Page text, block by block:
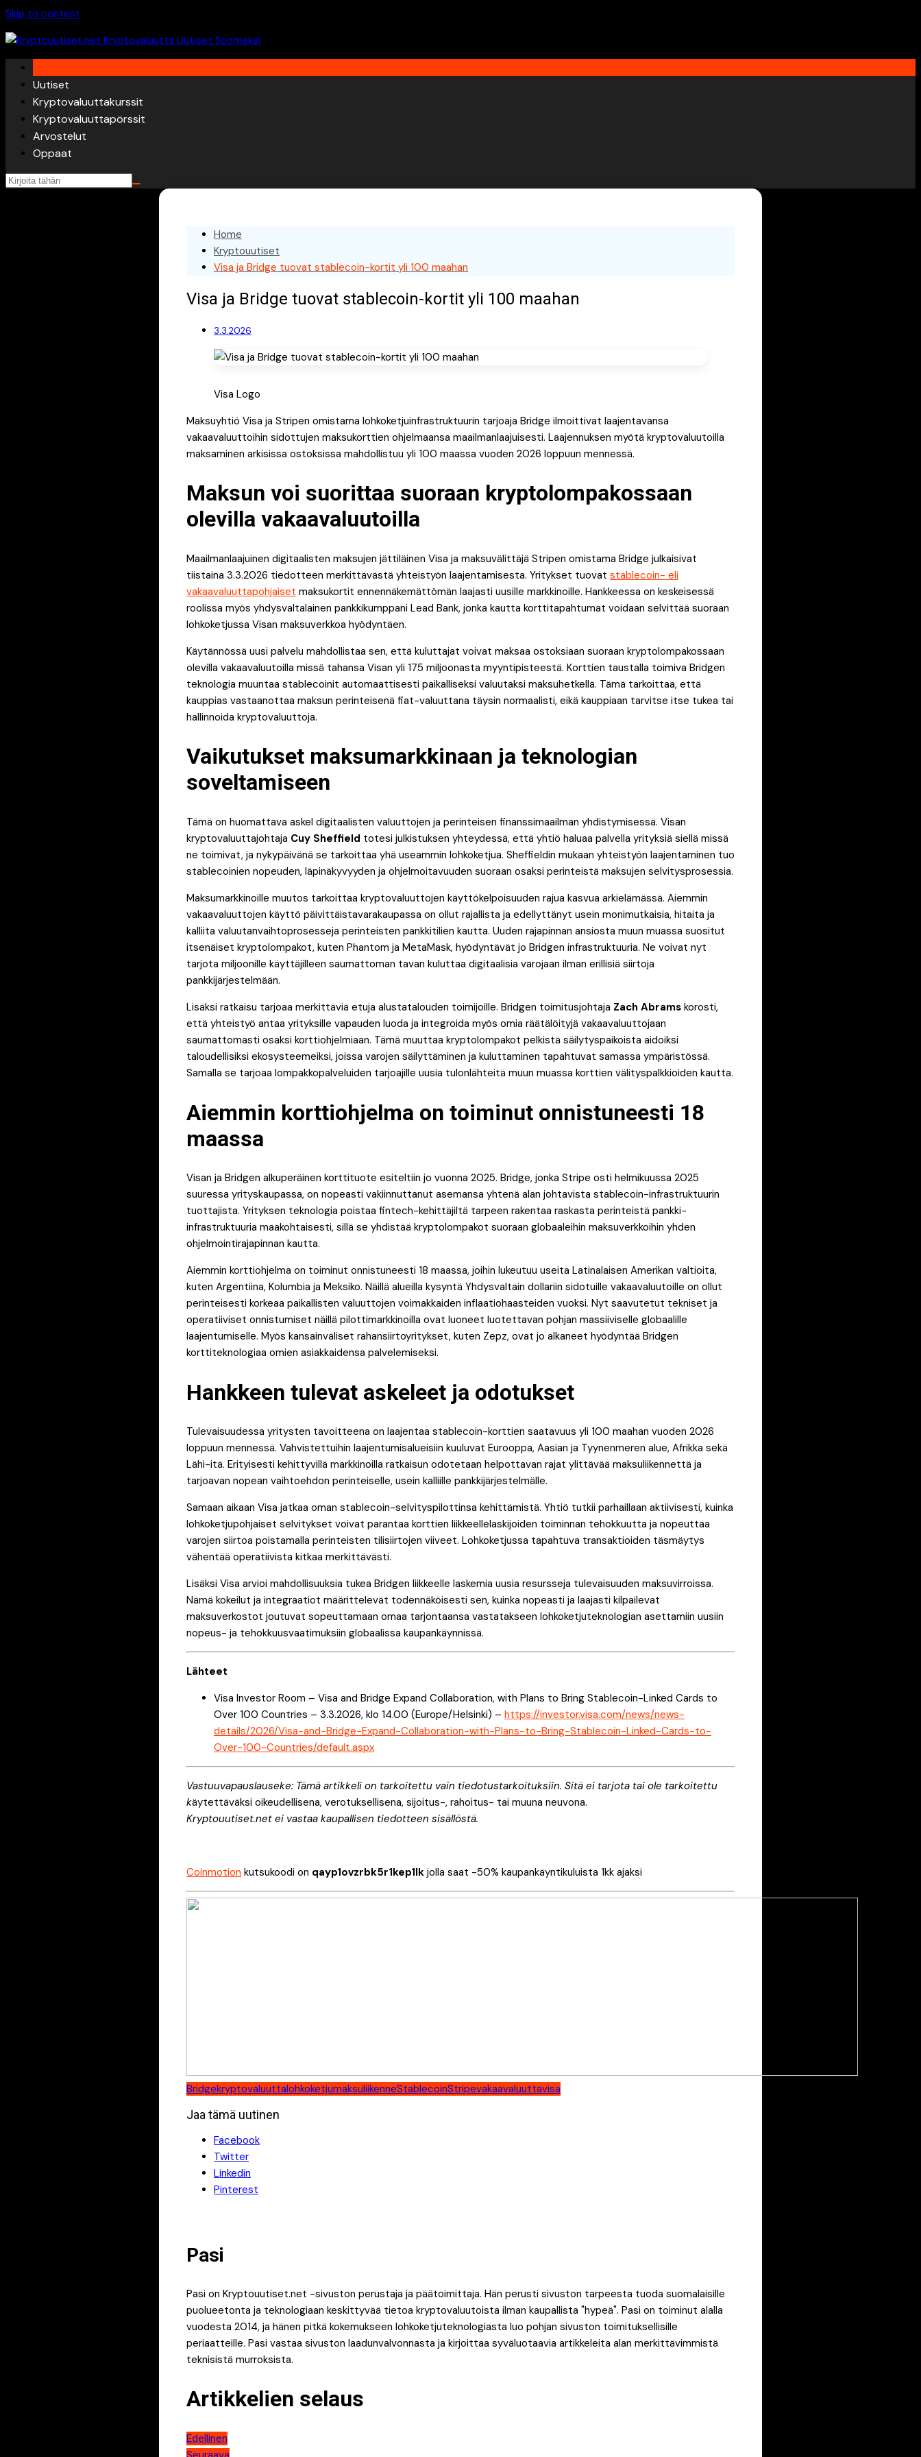
Skip to content
Uutiset
Kryptovaluuttakurssit
Kryptovaluuttapörssit
Arvostelut
Oppaat
Home
Kryptouutiset
Visa ja Bridge tuovat stablecoin-kortit yli 100 maahan
Visa ja Bridge tuovat stablecoin-kortit yli 100 maahan
3.3.2026
Visa Logo
Maksuyhtiö Visa ja Stripen omistama lohkoketjuinfrastruktuurin tarjoaja Bridge ilmoittivat laajentavansa
vakaavaluuttoihin sidottujen maksukorttien ohjelmaansa maailmanlaajuisesti. Laajennuksen myötä kryptovaluutoilla
maksaminen arkisissa ostoksissa mahdollistuu yli 100 maassa vuoden 2026 loppuun mennessä.
Maksun voi suorittaa suoraan kryptolompakossaan
olevilla vakaavaluutoilla
Maailmanlaajuinen digitaalisten maksujen jättiläinen Visa ja maksuvälittäjä Stripen omistama Bridge julkaisivat
tiistaina 3.3.2026 tiedotteen merkittävästä yhteistyön laajentamisesta. Yritykset tuovat stablecoin- eli
vakaavaluuttapohjaiset maksukortit ennennäkemättömän laajasti uusille markkinoille. Hankkeessa on keskeisessä
roolissa myös yhdysvaltalainen pankkikumppani Lead Bank, jonka kautta korttitapahtumat voidaan selvittää suoraan
lohkoketjussa Visan maksuverkkoa hyödyntäen.
Käytännössä uusi palvelu mahdollistaa sen, että kuluttajat voivat maksaa ostoksiaan suoraan kryptolompakossaan
olevilla vakaavaluutoilla missä tahansa Visan yli 175 miljoonasta myyntipisteestä. Korttien taustalla toimiva Bridgen
teknologia muuntaa stablecoinit automaattisesti paikalliseksi valuutaksi maksuhetkellä. Tämä tarkoittaa, että
kauppias vastaanottaa maksun perinteisenä fiat-valuuttana täysin normaalisti, eikä kauppiaan tarvitse itse tukea tai
hallinnoida kryptovaluuttoja.
Vaikutukset maksumarkkinaan ja teknologian
soveltamiseen
Tämä on huomattava askel digitaalisten valuuttojen ja perinteisen finanssimaailman yhdistymisessä. Visan
kryptovaluuttajohtaja Cuy Sheffield totesi julkistuksen yhteydessä, että yhtiö haluaa palvella yrityksiä siellä missä
ne toimivat, ja nykypäivänä se tarkoittaa yhä useammin lohkoketjua. Sheffieldin mukaan yhteistyön laajentaminen tuo
stablecoinien nopeuden, läpinäkyvyyden ja ohjelmoitavuuden suoraan osaksi perinteistä maksujen selvitysprosessia.
Maksumarkkinoille muutos tarkoittaa kryptovaluuttojen käyttökelpoisuuden rajua kasvua arkielämässä. Aiemmin
vakaavaluuttojen käyttö päivittäistavarakaupassa on ollut rajallista ja edellyttänyt usein monimutkaisia, hitaita ja
kalliita valuutanvaihtoprosesseja perinteisten pankkitilien kautta. Uuden rajapinnan ansiosta muun muassa suositut
itsenäiset kryptolompakot, kuten Phantom ja MetaMask, hyödyntävät jo Bridgen infrastruktuuria. Ne voivat nyt
tarjota miljoonille käyttäjilleen saumattoman tavan kuluttaa digitaalisia varojaan ilman erillisiä siirtoja
pankkijärjestelmään.
Lisäksi ratkaisu tarjoaa merkittäviä etuja alustatalouden toimijoille. Bridgen toimitusjohtaja Zach Abrams korosti,
että yhteistyö antaa yrityksille vapauden luoda ja integroida myös omia räätälöityjä vakaavaluuttojaan
saumattomasti osaksi korttiohjelmiaan. Tämä muuttaa kryptolompakot pelkistä säilytyspaikoista aidoiksi
taloudellisiksi ekosysteemeiksi, joissa varojen säilyttäminen ja kuluttaminen tapahtuvat samassa ympäristössä.
Samalla se tarjoaa lompakkopalveluiden tarjoajille uusia tulonlähteitä muun muassa korttien välityspalkkioiden kautta.
Aiemmin korttiohjelma on toiminut onnistuneesti 18
maassa
Visan ja Bridgen alkuperäinen korttituote esiteltiin jo vuonna 2025. Bridge, jonka Stripe osti helmikuussa 2025
suuressa yrityskaupassa, on nopeasti vakiinnuttanut asemansa yhtenä alan johtavista stablecoin-infrastruktuurin
tuottajista. Yrityksen teknologia poistaa fintech-kehittäjiltä tarpeen rakentaa raskasta perinteistä pankki-
infrastruktuuria maakohtaisesti, sillä se yhdistää kryptolompakot suoraan globaaleihin maksuverkkoihin yhden
ohjelmointirajapinnan kautta.
Aiemmin korttiohjelma on toiminut onnistuneesti 18 maassa, joihin lukeutuu useita Latinalaisen Amerikan valtioita,
kuten Argentiina, Kolumbia ja Meksiko. Näillä alueilla kysyntä Yhdysvaltain dollariin sidotuille vakaavaluutoille on ollut
perinteisesti korkeaa paikallisten valuuttojen voimakkaiden inflaatiohaasteiden vuoksi. Nyt saavutetut tekniset ja
operatiiviset onnistumiset näillä pilottimarkkinoilla ovat luoneet luotettavan pohjan massiiviselle globaalille
laajentumiselle. Myös kansainväliset rahansiirtoyritykset, kuten Zepz, ovat jo alkaneet hyödyntää Bridgen
korttiteknologiaa omien asiakkaidensa palvelemiseksi.
Hankkeen tulevat askeleet ja odotukset
Tulevaisuudessa yritysten tavoitteena on laajentaa stablecoin-korttien saatavuus yli 100 maahan vuoden 2026
loppuun mennessä. Vahvistettuihin laajentumisalueisiin kuuluvat Eurooppa, Aasian ja Tyynenmeren alue, Afrikka sekä
Lähi-itä. Erityisesti kehittyvillä markkinoilla ratkaisun odotetaan helpottavan rajat ylittävää maksuliikennettä ja
tarjoavan nopean vaihtoehdon perinteiselle, usein kalliille pankkijärjestelmälle.
Samaan aikaan Visa jatkaa oman stablecoin-selvityspilottinsa kehittämistä. Yhtiö tutkii parhaillaan aktiivisesti, kuinka
lohkoketjupohjaiset selvitykset voivat parantaa korttien liikkeellelaskijoiden toiminnan tehokkuutta ja nopeuttaa
varojen siirtoa poistamalla perinteisten tilisiirtojen viiveet. Lohkoketjussa tapahtuva transaktioiden täsmäytys
vähentää operatiivista kitkaa merkittävästi.
Lisäksi Visa arvioi mahdollisuuksia tukea Bridgen liikkeelle laskemia uusia resursseja tulevaisuuden maksuvirroissa.
Nämä kokeilut ja integraatiot määrittelevät todennäköisesti sen, kuinka nopeasti ja laajasti kilpailevat
maksuverkostot joutuvat sopeuttamaan omaa tarjontaansa vastatakseen lohkoketjuteknologian asettamiin uusiin
nopeus- ja tehokkuusvaatimuksiin globaalissa kaupankäynnissä.
Lähteet
Visa Investor Room – Visa and Bridge Expand Collaboration, with Plans to Bring Stablecoin-Linked Cards to
Over 100 Countries – 3.3.2026, klo 14.00 (Europe/Helsinki) – https://investor.visa.com/news/news-
details/2026/Visa-and-Bridge-Expand-Collaboration-with-Plans-to-Bring-Stablecoin-Linked-Cards-to-
Over-100-Countries/default.aspx
Vastuuvapauslauseke: Tämä artikkeli on tarkoitettu vain tiedotustarkoituksiin. Sitä ei tarjota tai ole tarkoitettu
käytettäväksi oikeudellisena, verotuksellisena, sijoitus-, rahoitus- tai muuna neuvona.
Kryptouutiset.net ei vastaa kaupallisen tiedotteen sisällöstä.
Coinmotion kutsukoodi on qayp1ovzrbk5r1kep1lk jolla saat -50% kaupankäyntikuluista 1kk ajaksi
BridgekryptovaluuttalohkoketjumaksuliikenneStablecoinStripevakaavaluuttavisa
Jaa tämä uutinen
Facebook
Twitter
Linkedin
Pinterest
Pasi
Pasi on Kryptouutiset.net -sivuston perustaja ja päätoimittaja. Hän perusti sivuston tarpeesta tuoda suomalaisille
puolueetonta ja teknologiaan keskittyvää tietoa kryptovaluutoista ilman kaupallista "hypeä". Pasi on toiminut alalla
vuodesta 2014, ja hänen pitkä kokemukseen lohkoketjuteknologiasta luo pohjan sivuston toimituksellisille
periaatteille. Pasi vastaa sivuston laadunvalvonnasta ja kirjoittaa syväluotaavia artikkeleita alan merkittävimmistä
teknisistä murroksista.
Artikkelien selaus
Edellinen